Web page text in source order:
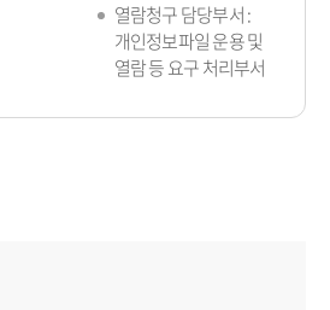
열람청구 담당부서 :
개인정보파일 운용 및
열람 등 요구 처리부서